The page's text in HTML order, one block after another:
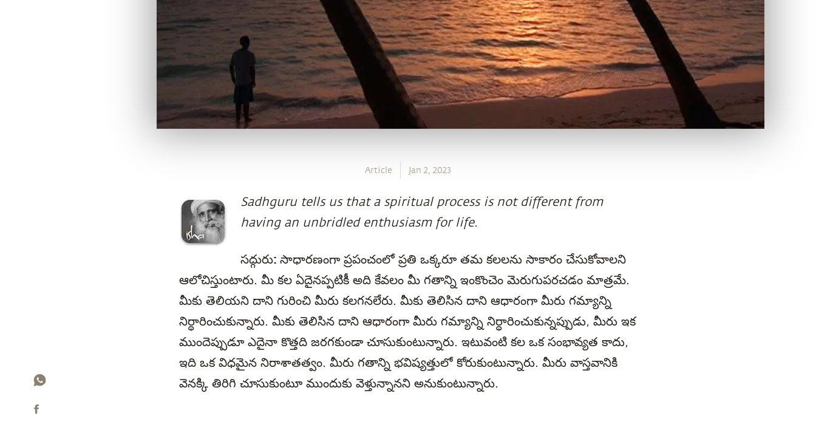
Article Jan 2, 2023
Sadhguru tells us that a spiritual process is not different from
having an unbridled enthusiasm for life.
సద్గురు: సాధారణంగా ప్రపంచంలో ప్రతి ఒక్కరూ తమ కలలను సాకారం చేసుకోవాలని
ఆలోచిస్తుంటారు. మీ కల ఏదైనప్పటికీ అది కేవలం మీ గతాన్ని ఇంకొంచెం మెరుగుపరచడం మాత్రమే.
మీకు తెలియని దాని గురించి మీరు కలగనలేరు. మీకు తెలిసిన దాని ఆధారంగా మీరు గమ్యాన్ని
నిర్ధారించుకున్నారు. మీకు తెలిసిన దాని ఆధారంగా మీరు గమ్యాన్ని నిర్ధారించుకున్నప్పుడు, మీరు ఇక
ముందెప్పుడూ ఎదైనా కొత్తది జరగకుండా చూసుకుంటున్నారు. ఇటువంటి కల ఒక సంభావ్యత కాదు,
ఇది ఒక విధమైన నిరాశాతత్వం. మీరు గతాన్ని భవిష్యత్తులో కోరుకుంటున్నారు. మీరు వాస్తవానికి
వెనక్కి తిరిగి చూసుకుంటూ ముందుకు వెళ్తున్నానని అనుకుంటున్నారు.